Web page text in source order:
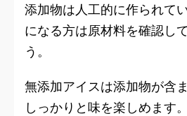
添加物は人工的に作られて
になる方は原材料を確認し
う。
無添加アイスは添加物が含
しっかりと味を楽しめます